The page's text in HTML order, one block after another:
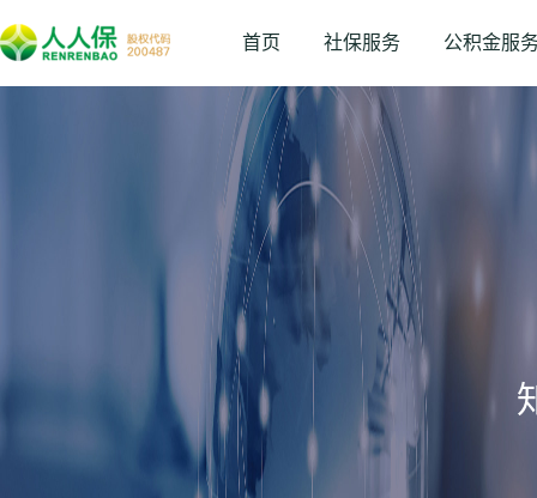
首页 社保服务 公积金服